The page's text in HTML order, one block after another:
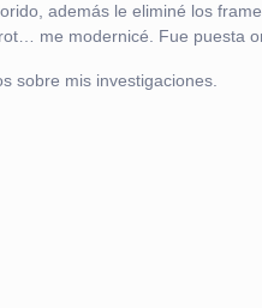
además le eliminé los
me modernicé. Fue puesta
sobre mis investigaciones.